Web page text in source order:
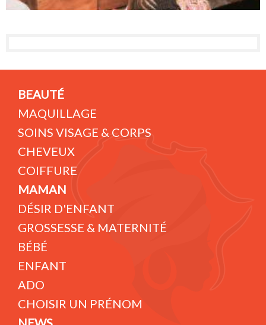
BEAUTÉ
MAQUILLAGE
SOINS VISAGE & CORPS
CHEVEUX
COIFFURE
MAMAN
DÉSIR D'ENFANT
GROSSESSE & MATERNITÉ
BÉBÉ
ENFANT
ADO
CHOISIR UN PRÉNOM